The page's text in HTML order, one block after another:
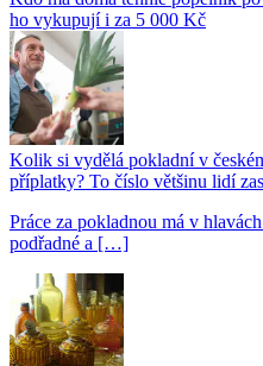
ho vykupují i za 5 000 Kč
Kolik si vydělá pokladní v
příplatky? To číslo většinu lidí
Práce za pokladnou má v
podřadné a […]